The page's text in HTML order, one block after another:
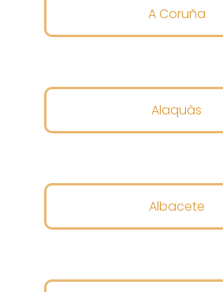
A Coruña
Alaquàs
Albacete